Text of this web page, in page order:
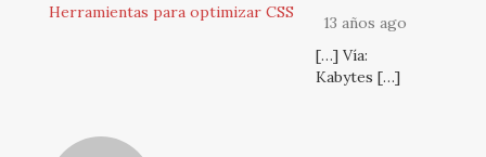
Herramientas para optimizar CSS
13 años ago
[…] Vía:
Kabytes […]